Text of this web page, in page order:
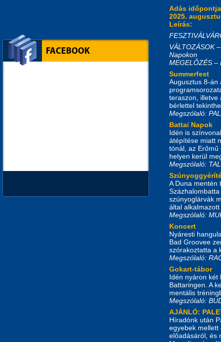
Adás
2025.
Leírás:
VÁLTOZÁSOK
Napokon
MEGELŐZÉS
Summerfest
Augusztus 8-án
teraszon, illetve
bérlettel
Megszólaló:
Battai Napok
Idén is
átépítése miatt
tónál, az Erőmű
helyen kerül
Megszólaló:
A Duna mentén
szúnyoglárvák
által
Megszólaló:
Koncert
Nyáresti
Bad Groovee
szórakoztatta a
Megszólaló:
Gokart-tábor
Idén nyáron két
Battaringen. A
mentális
Megszólaló:
AJÁNLÓ:
Híradónk után
egyebek mellett
előadásáról, és
FACEBOOK